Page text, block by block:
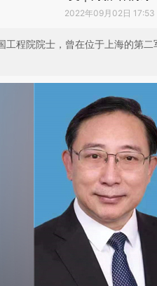
2022年09月02日 17:53
工程院院士，曾在位于上海的第